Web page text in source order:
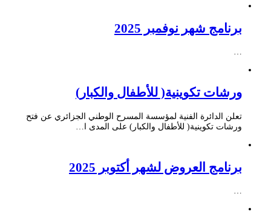
برنامج شهر نوفمبر 2025
ورشات تكوينية( للأطفال والكبار)
تعلن الدائرة الفنية لمؤسسة المسرح الوطني الجزائري عن فتح
ورشات تكوينية( للأطفال والكبار) على المدى ا…
برنامج العروض لشهر أكتوبر 2025